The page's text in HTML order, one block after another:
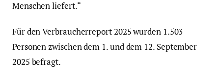
Menschen liefert.“
Für den Verbraucherreport 2025 wurden 1.503
Personen zwischen dem 1. und dem 12. September
2025 befragt.